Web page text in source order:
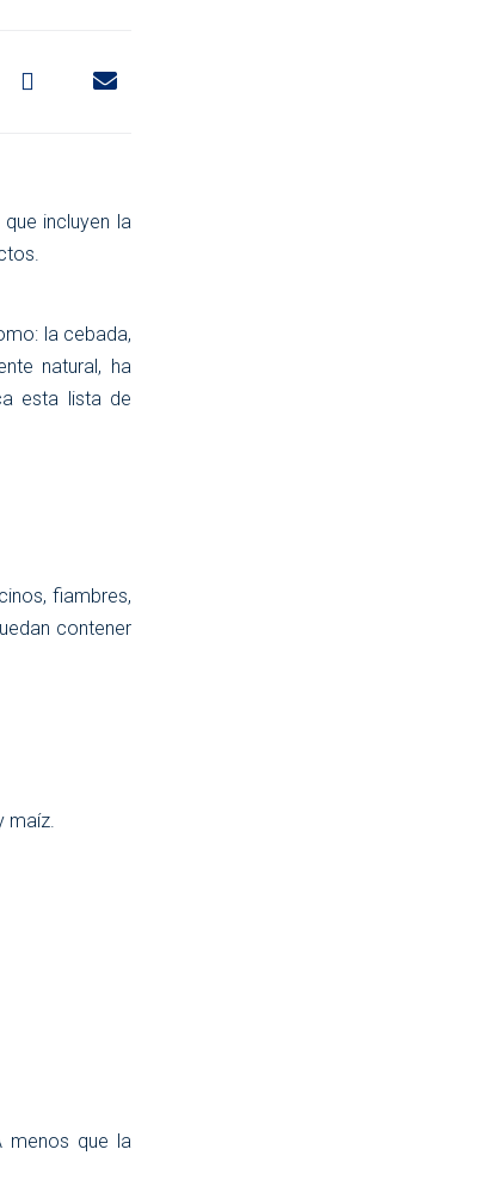
incluyen la
la cebada,
natural, ha
esta lista de
fiambres,
contener
maíz.
menos que la